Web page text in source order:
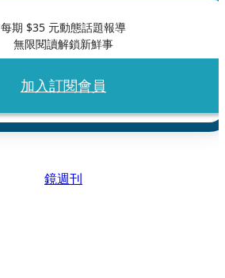
每期 $35 元動態話題報導
無限閱讀解鎖新鮮事
加入訂閱會員
鏡週刊